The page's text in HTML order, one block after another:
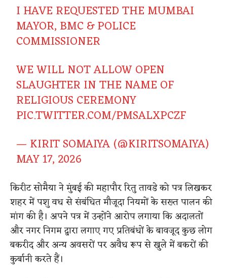
I HAVE REQUESTED THE MUMBAI
MAYOR, BMC & POLICE
COMMISSIONER
WE WILL NOT ALLOW OPEN
SLAUGHTER IN THE NAME OF
RELIGIOUS CEREMONY
PIC.TWITTER.COM/PMSALXPCZF
— KIRIT SOMAIYA (@KIRITSOMAIYA)
MAY 17, 2026
किरीट सोमैया ने मुंबई की महापौर रितु तावडे को पत्र लिखकर
शहर में पशु वध से संबंधित मौजूदा नियमों के सख्त पालन की
मांग की है। अपने पत्र में उन्होंने आरोप लगाया कि अदालतों
और नगर निगम द्वारा लगाए गए प्रतिबंधों के बावजूद कुछ लोग
बकरीद और अन्य अवसरों पर अवैध रूप से खुले में बकरों की
कुर्बानी करते हैं।